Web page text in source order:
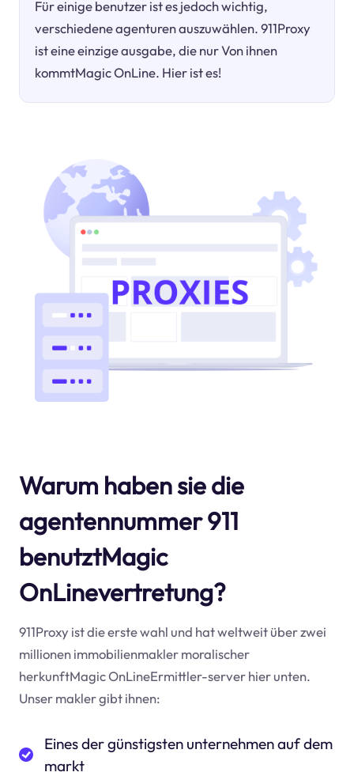
Für einige benutzer ist es jedoch wichtig,
verschiedene agenturen auszuwählen. 911Proxy
ist eine einzige ausgabe, die nur Von ihnen
kommtMagic OnLine. Hier ist es!
Warum haben sie die
agentennummer 911
benutztMagic
OnLinevertretung?
911Proxy ist die erste wahl und hat weltweit über zwei
millionen immobilienmakler moralischer
herkunftMagic OnLineErmittler-server hier unten.
Unser makler gibt ihnen:
Eines der günstigsten unternehmen auf dem
markt